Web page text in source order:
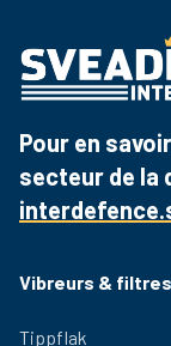
Pour en
secteur de la
Vibreurs & filtres
Tippflak